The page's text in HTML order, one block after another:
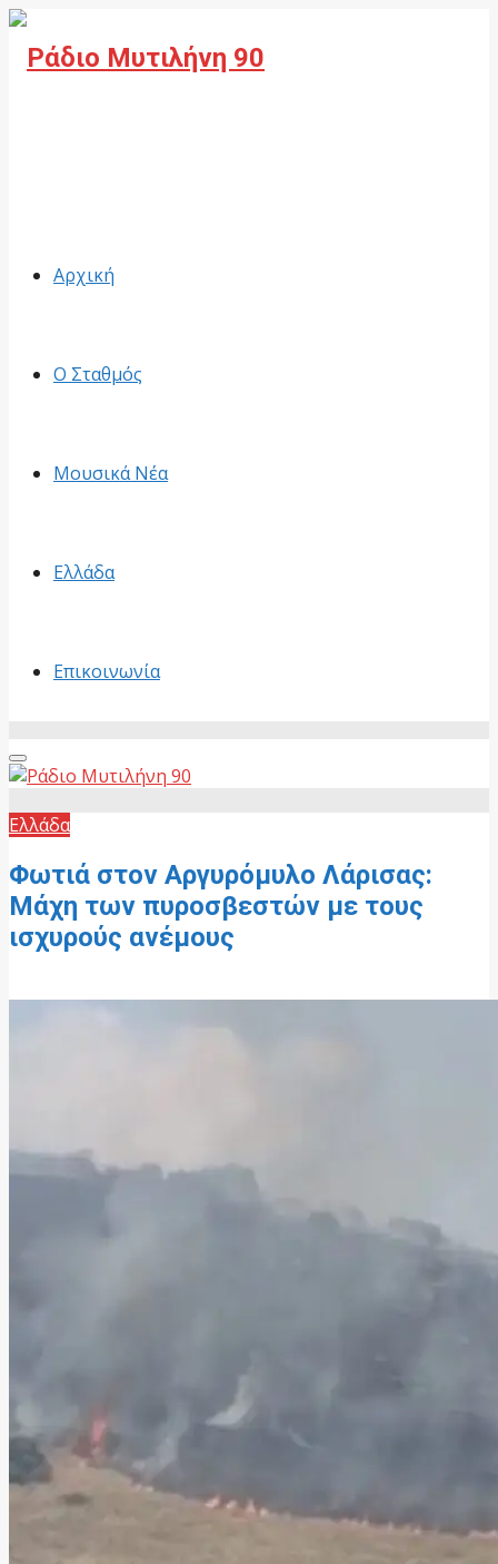
Αρχική
Ο Σταθμός
Μουσικά Νέα
Ελλάδα
Επικοινωνία
Primary
Menu
Ελλάδα
Φωτιά στον Αργυρόμυλο Λάρισας:
Μάχη των πυροσβεστών με τους
ισχυρούς ανέμους